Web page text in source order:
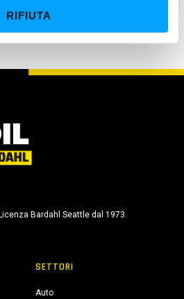
RIFIUTA
Bardahl Seattle dal 1973.
SETTORI
Auto